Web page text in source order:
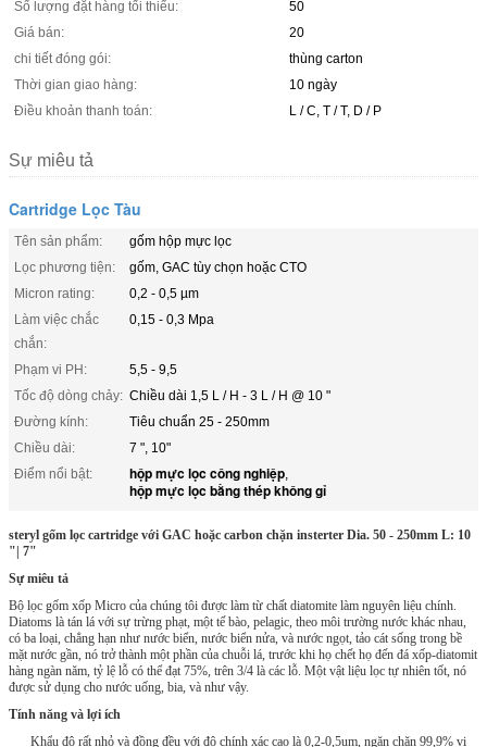
Số lượng đặt hàng tối thiểu:
50
Giá bán:
20
chi tiết đóng gói:
thùng carton
Thời gian giao hàng:
10 ngày
Điều khoản thanh toán:
L / C, T / T, D / P
Sự miêu tả
Cartridge Lọc Tàu
Tên sản phẩm:
gốm hộp mực lọc
Lọc phương tiện:
gốm, GAC tùy chọn hoặc CTO
Micron rating:
0,2 - 0,5 µm
Làm việc chắc
chắn:
0,15 - 0,3 Mpa
Phạm vi PH:
5,5 - 9,5
Tốc độ dòng chảy: Chiều dài 1,5 L / H - 3 L / H @ 10 "
Đường kính:
Tiêu chuẩn 25 - 250mm
Chiều dài:
7 ", 10"
Điểm nổi bật:
hộp mực lọc công nghiệp,
hộp mực lọc bằng thép không gỉ
steryl gốm lọc cartridge với GAC hoặc carbon chặn insterter Dia. 50 - 250mm L: 10
"| 7"
Sự miêu tả
Bộ lọc gốm xốp Micro của chúng tôi được làm từ chất diatomite làm nguyên liệu chính.
Diatoms là tán lá với sự trừng phạt, một tế bào, pelagic, theo môi trường nước khác nhau,
có ba loại, chẳng hạn như nước biển, nước biển nửa, và nước ngọt, tảo cát sống trong bề
mặt nước gần, nó trở thành một phần của chuỗi lá, trước khi họ chết họ đến đá xốp-diatomit
hàng ngàn năm, tỷ lệ lỗ có thể đạt 75%, trên 3/4 là các lỗ. Một vật liệu lọc tự nhiên tốt, nó
được sử dụng cho nước uống, bia, và như vậy.
Tính năng và lợi ích
Khẩu độ rất nhỏ và đồng đều với độ chính xác cao là 0,2-0,5um, ngăn chặn 99,9% vi